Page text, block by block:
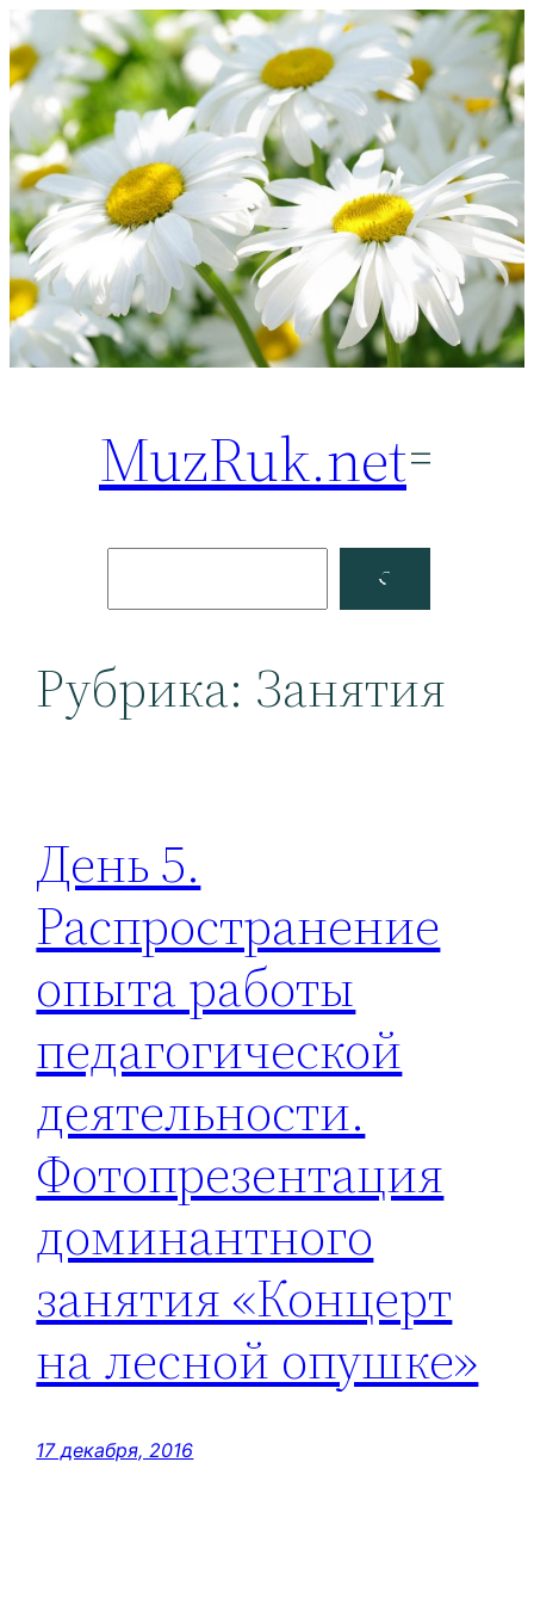
Перейти
к
содержимому
MuzRuk.net
Facebook
Рубрика: Занятия
День 5.
Распространение
опыта работы
педагогической
деятельности.
Фотопрезентация
доминантного
занятия «Концерт
на лесной опушке»
17 декабря, 2016